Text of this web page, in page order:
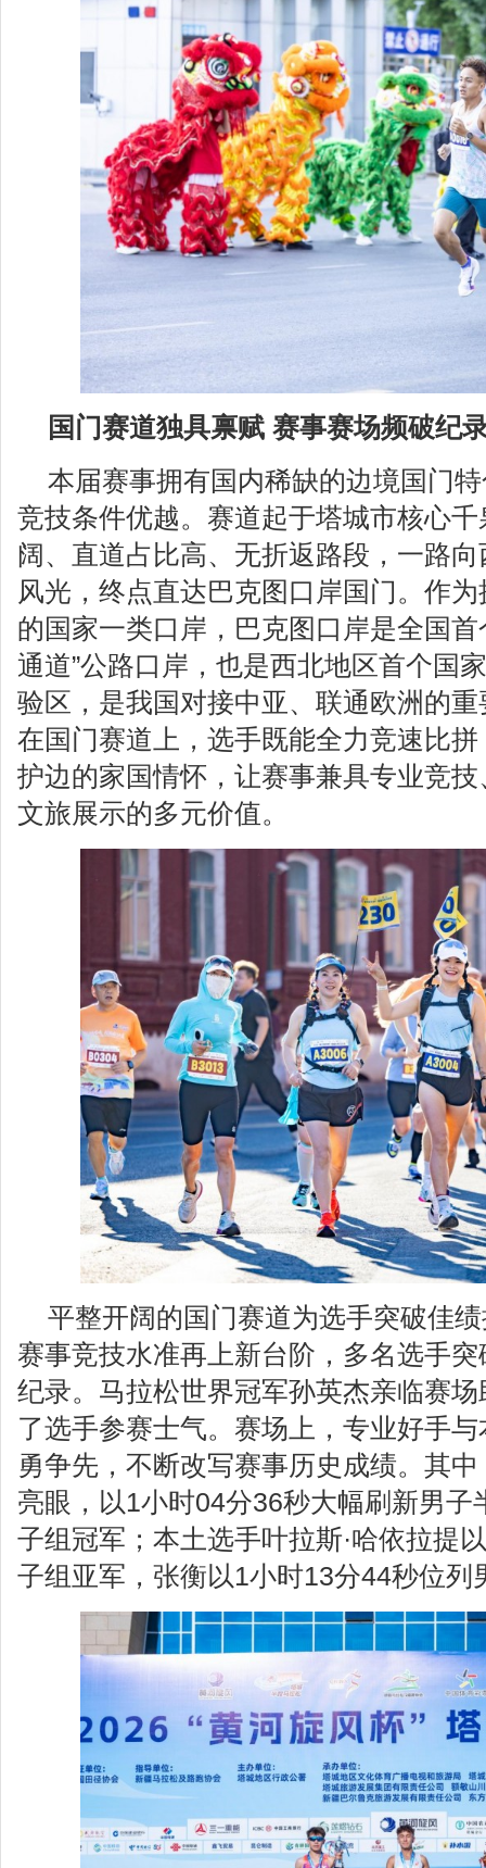
国门赛道独具禀赋 赛事赛场频破纪
本届赛事拥有国内稀缺的边境国门
竞技条件优越。赛道起于塔城市核心
阔、直道占比高、无折返路段，一路
风光，终点直达巴克图口岸国门。作
的国家一类口岸，巴克图口岸是全国
通道”公路口岸，也是西北地区首个国
验区，是我国对接中亚、联通欧洲的
在国门赛道上，选手既能全力竞速比
护边的家国情怀，让赛事兼具专业竞
文旅展示的多元价值。
平整开阔的国门赛道为选手突破佳
赛事竞技水准再上新台阶，多名选手
纪录。马拉松世界冠军孙英杰亲临赛
了选手参赛士气。赛场上，专业好手
勇争先，不断改写赛事历史成绩。其
亮眼，以1小时04分36秒大幅刷新男子
子组冠军；本土选手叶拉斯·哈依拉提
子组亚军，张衡以1小时13分44秒位列